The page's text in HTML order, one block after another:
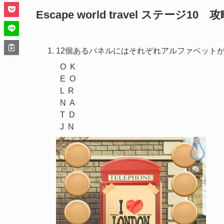
Escape world travel ステージ10 攻
12個あるパネルにはそれぞれアルファベット
O  K
E  O
L  R
N  A
T  D